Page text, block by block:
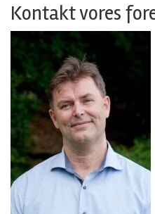
Kontakt vores